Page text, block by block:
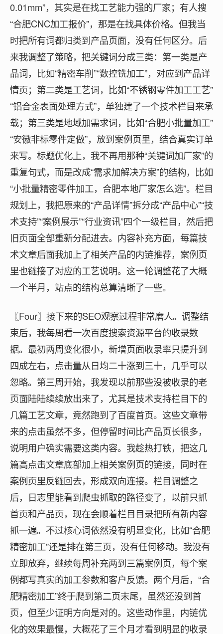
0.01mm”，其实是在找工艺能力强的厂家；有人搜
“合肥CNC加工报价”，那是在找具体价格。但我当
时把所有词都归类到产品页面，没有任何区分。后
来我调整了策略，把关键词分成三类：第一类是产
品词，比如“精密车削”“数控铣加工”，对应到产品详
情页；第二类是工艺词，比如“不锈钢零件加工工艺”
“铝合金表面处理方式”，单独建了一个技术栏目来承
载；第三类是地域加需求词，比如“合肥小批量加工”
“安徽非标零件定做”，放到案例页里，结合真实订单
来写。标题优化上，我不再用那种“关键词加厂家”的
重复句式，而是改成“需求加解决方案”的结构，比如
“小批量精密零件加工，合肥本地厂家怎么选”。栏目
规划上，我把原来的“产品详情”拆分成“产品中心”“技
术支持”“案例展示”“行业资讯”四个一级栏目，然后把
旧页面全部重新分配进去。内容补充方面，每篇技
术文章后面我加上了相关产品的内链推荐，案例页
里也链接了对应的工艺说明。这一轮调整花了大概
一个半月，站点的结构总算清晰了一些。
〖Four〗接下来的SEO观察过程非常磨人。调整结
束后，我每周看一次百度搜索资源平台的收录数
据。最初两周变化很小，新增页面收录率只提升到
四成左右，点击量从日均二十涨到三十，几乎可以
忽略。第三周开始，我发现以前那些没被收录的老
页面陆陆续续放出来了，尤其是技术支持栏目下的
几篇工艺文章，竟然跑到了百度首页。这些文章带
来的点击虽然不多，但停留时间比产品页长很多，
说明用户确实需要这类内容。我趁热打铁，把这几
篇高点击文章底部加上相关案例页的链接，同时在
案例页里反链回去，形成双向连接。栏目调整之
后，日志里能看到爬虫抓取的路径变了，以前只抓
首页和产品页，现在会顺着栏目目录把所有新内容
抓一遍。不过核心词依然没有明显变化，比如“合肥
精密加工”还是排在第三页，没有任何移动。我没有
立即放弃，继续每周补充两到三篇案例页，每个案
例都写真实的加工参数和客户反馈。两个月后，“合
肥精密加工”终于爬到第二页末尾，虽然还没到首
页，但至少证明方向是对的。这些动作里，内链优
化的效果最慢，大概花了三个月才看到明显的收录